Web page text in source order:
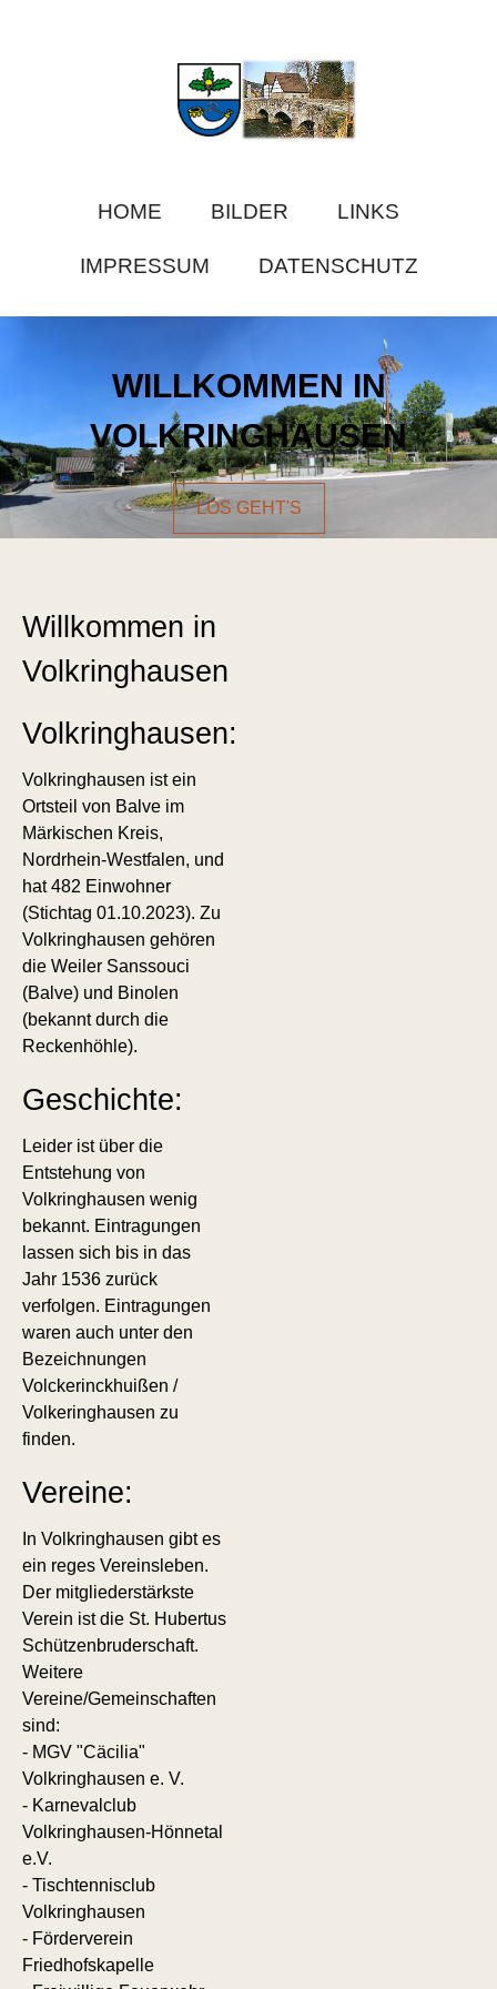
HOME BILDER LINKS
IMPRESSUM DATENSCHUTZ
WILLKOMMEN IN
VOLKRINGHAUSEN
LOS GEHT'S
Willkommen in
Volkringhausen
Volkringhausen:
Volkringhausen ist ein
Ortsteil von Balve im
Märkischen Kreis,
Nordrhein-Westfalen, und
hat 482 Einwohner
(Stichtag 01.10.2023). Zu
Volkringhausen gehören
die Weiler Sanssouci
(Balve) und Binolen
(bekannt durch die
Reckenhöhle).
Geschichte:
Leider ist über die
Entstehung von
Volkringhausen wenig
bekannt. Eintragungen
lassen sich bis in das
Jahr 1536 zurück
verfolgen. Eintragungen
waren auch unter den
Bezeichnungen
Volckerinckhuißen /
Volkeringhausen zu
finden.
Vereine:
In Volkringhausen gibt es
ein reges Vereinsleben.
Der mitgliederstärkste
Verein ist die St. Hubertus
Schützenbruderschaft.
Weitere
Vereine/Gemeinschaften
sind:
- MGV "Cäcilia"
Volkringhausen e. V.
- Karnevalclub
Volkringhausen-Hönnetal
e.V.
- Tischtennisclub
Volkringhausen
- Förderverein
Friedhofskapelle